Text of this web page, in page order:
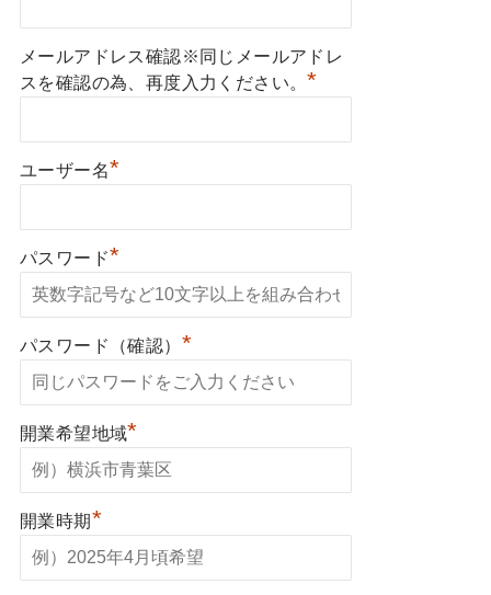
メールアドレス確認※同じメールアドレ
スを確認の為、再度入力ください。*
ユーザー名*
パスワード*
パスワード（確認） *
開業希望地域*
開業時期*